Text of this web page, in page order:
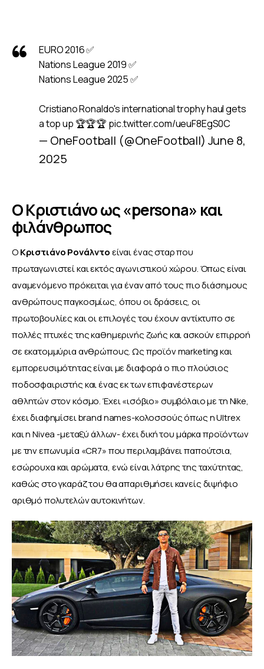
EURO 2016 ✅
Nations League 2019 ✅
Nations League 2025 ✅
Cristiano Ronaldo's international trophy haul gets
a top up 🏆🏆🏆 pic.twitter.com/ueuF8EgS0C
— OneFootball (@OneFootball) June 8,
2025
Ο Κριστιάνο ως «persona» και
φιλάνθρωπος
Ο Κριστιάνο Ρονάλντο είναι ένας σταρ που
πρωταγωνιστεί και εκτός αγωνιστικού χώρου. Όπως είναι
αναμενόμενο πρόκειται για έναν από τους πιο διάσημους
ανθρώπους παγκοσμίως, όπου οι δράσεις, οι
πρωτοβουλίες και οι επιλογές του έχουν αντίκτυπο σε
πολλές πτυχές της καθημερινής ζωής και ασκούν επιρροή
σε εκατομμύρια ανθρώπους. Ως προϊόν marketing και
εμπορευσιμότητας είναι με διαφορά ο πιο πλούσιος
ποδοσφαιριστής και ένας εκ των επιφανέστερων
αθλητών στον κόσμο. Έχει «ισόβιο» συμβόλαιο με τη Nike,
έχει διαφημίσει brand names-κολοσσούς όπως η Ultrex
και η Nivea -μεταξύ άλλων- έχει δική του μάρκα προϊόντων
με την επωνυμία «CR7» που περιλαμβάνει παπούτσια,
εσώρουχα και αρώματα, ενώ είναι λάτρης της ταχύτητας,
καθώς στο γκαράζ του θα απαριθμήσει κανείς διψήφιο
αριθμό πολυτελών αυτοκινήτων.